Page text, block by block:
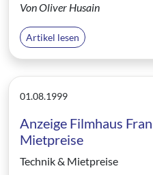
Von Oliver Husain
Artikel lesen
01.08.1999
Anzeige Filmhaus
Mietpreise
Technik & Mietpreise